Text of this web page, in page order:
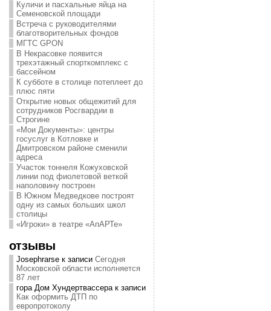
Куличи и пасхальные яйца на
Семеновской площади
Встреча с руководителями
благотворительных фондов
МГТС GPON
В Некрасовке появится
трехэтажный спорткомплекс с
бассейном
К субботе в столице потеплеет до
плюс пяти
Открытие новых общежитий для
сотрудников Росгвардии в
Строгине
«Мои Документы»: центры
госуслуг в Котловке и
Дмитровском районе сменили
адреса
Участок тоннеля Кожуховской
линии под фиолетовой веткой
наполовину построен
В Южном Медведкове построят
одну из самых больших школ
столицы
«Игроки» в театре «АпАРТе»
отзывы
Josephrarseк записи Сегодня
Московской области исполняется
87 лет
гора Дом Хундертвассерак записи
Как оформить ДТП по
европротоколу